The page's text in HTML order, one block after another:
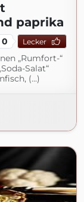
paprika
0 Lecker
„Rumfort-“
Salat“
(...)